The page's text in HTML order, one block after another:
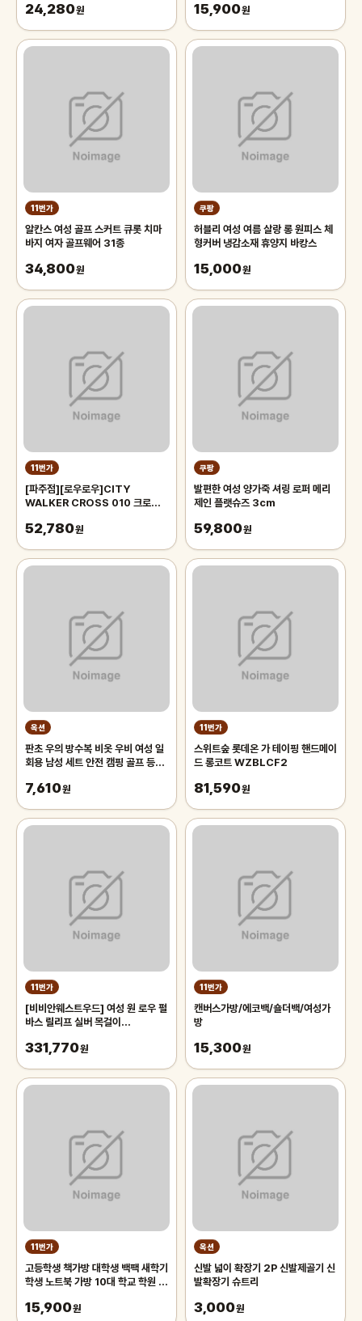
24,280원 15,900원
11번가
알칸스 여성 골프 스커트 큐롯 치마
바지 여자 골프웨어 31종
34,800원
쿠팡
허블리 여성 여름 살랑 롱 원피스 체
형커버 냉감소재 휴양지 바캉스
15,000원
11번가
[파주점][로우로우]CITY
WALKER CROSS 010 크로스
52,780원
쿠팡
발편한 여성 양가죽 셔링 로퍼 메리
제인 플랫슈즈 3cm
59,800원
옥션
판초 우의 방수복 비옷 우비 여성 일
회용 남성 세트 안전 캠핑 골프 등산
7,610원
11번가
스위트숲 롯데온 가 테이핑 핸드메이
드 롱코트 WZBLCF2
81,590원
11번가
[비비안웨스트우드] 여성 원 로우 펄
바스 릴리프 실버 목걸이
331,770원
11번가
캔버스가방/에코백/숄더백/여성가
방
15,300원
11번가
고등학생 책가방 대학생 백팩 새학기
학생 노트북 가방 10대 학교 학원 여
15,900원
옥션
신발 넓이 확장기 2P 신발제골기 신
발확장기 슈트리
3,000원